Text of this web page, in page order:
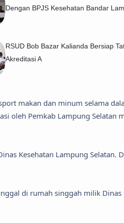
Dengan BPJS Kesehatan Bandar
RSUD Bob Bazar Kalianda Bersiap
Akreditasi A
makan dan minum selama
oleh Pemkab Lampung Selatan
Kesehatan Lampung Selatan.
di rumah singgah milik Dinas